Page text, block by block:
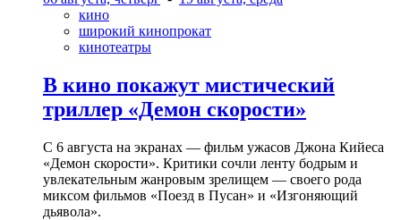
кино
широкий кинопрокат
кинотеатры
В кино покажут мистический
триллер «Демон скорости»
С 6 августа на экранах — фильм ужасов Джона Кийеса
«Демон скорости». Критики сочли ленту бодрым и
увлекательным жанровым зрелищeм — своего рода
миксом фильмов «Поезд в Пусан» и «Изгоняющий
дьявола».